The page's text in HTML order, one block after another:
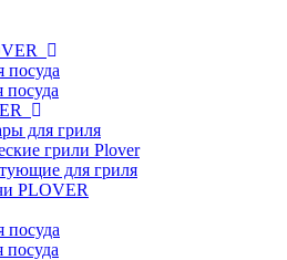
посуда
посуда
для гриля
грили Plover
для гриля
PLOVER
посуда
посуда